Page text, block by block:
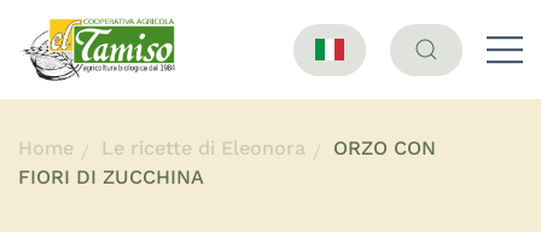
Home Le ricette di Eleonora
ORZO CON
FIORI DI ZUCCHINA